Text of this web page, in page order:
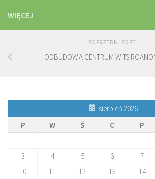
WIĘCEJ
POPRZEDNI POST
ODBUDOWA CENTRUM W
sierpień 2026
P
W Ś C P
3
4 5 6 7
10
11 12 13 14